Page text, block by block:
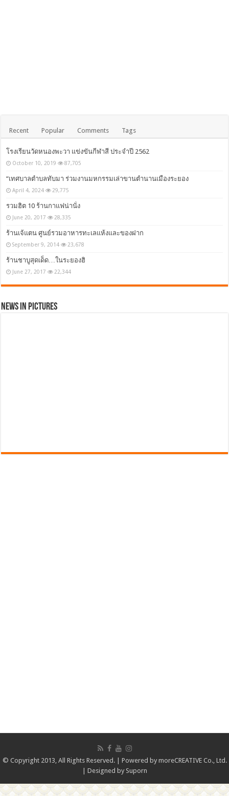
Recent Popular Comments Tags
โรงเรียนวัดหนองพะวา แข่งขันกีฬาสี ประจำปี 2562
October 10, 2019 87,705
“เทศบาลตำบลทับมา ร่วมงานมหกรรมเล่าขานตำนานเมืองระยอง
April 4, 2024 29,775
รวมฮิต 10 ร้านกาแฟน่านั่ง
June 20, 2017 28,335
ร้านเจ้แตน ศูนย์รวมอาหารทะเลแห้งและของฝาก
September 9, 2014 23,678
ร้านชาบูสุดเด็ด…ในระยองฮิ
June 27, 2017 22,344
News in Pictures
© Copyright 2013, All Rights Reserved. | Powered by moreCREATIVE Co., Ltd.
| Designed by Suporn